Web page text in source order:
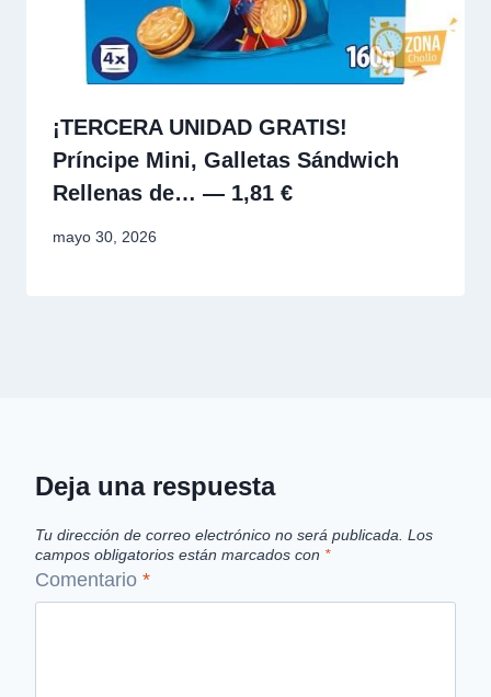
¡TERCERA UNIDAD GRATIS!
Príncipe Mini, Galletas Sándwich
Rellenas de… — 1,81 €
mayo 30, 2026
Deja una respuesta
Tu dirección de correo electrónico no será publicada. Los
campos obligatorios están marcados con *
Comentario *